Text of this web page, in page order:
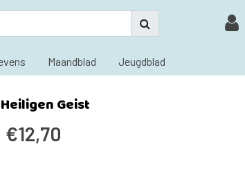
Maandblad Jeugdblad
Geist
€12,70